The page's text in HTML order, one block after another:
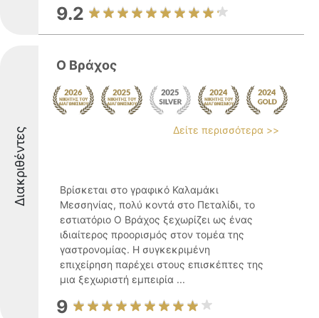
9.2
Διακριθέντες
Ο Βράχος
Δείτε περισσότερα >>
Βρίσκεται στο γραφικό Καλαμάκι
Μεσσηνίας, πολύ κοντά στο Πεταλίδι, το
εστιατόριο Ο Βράχος ξεχωρίζει ως ένας
ιδιαίτερος προορισμός στον τομέα της
γαστρονομίας. Η συγκεκριμένη
επιχείρηση παρέχει στους επισκέπτες της
μια ξεχωριστή εμπειρία ...
9